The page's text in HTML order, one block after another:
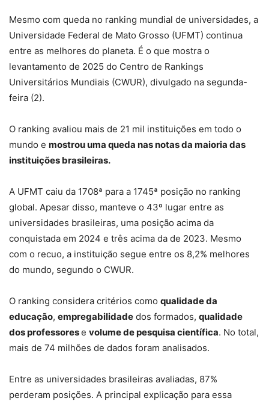
Mesmo com queda no ranking mundial de universidades, a
Universidade Federal de Mato Grosso (UFMT) continua
entre as melhores do planeta. É o que mostra o
levantamento de 2025 do Centro de Rankings
Universitários Mundiais (CWUR), divulgado na segunda-
feira (2).
O ranking avaliou mais de 21 mil instituições em todo o
mundo e mostrou uma queda nas notas da maioria das
instituições brasileiras.
A UFMT caiu da 1708ª para a 1745ª posição no ranking
global. Apesar disso, manteve o 43º lugar entre as
universidades brasileiras, uma posição acima da
conquistada em 2024 e três acima da de 2023. Mesmo
com o recuo, a instituição segue entre os 8,2% melhores
do mundo, segundo o CWUR.
O ranking considera critérios como qualidade da
educação, empregabilidade dos formados, qualidade
dos professorese volume de pesquisa científica. No total,
mais de 74 milhões de dados foram analisados.
Entre as universidades brasileiras avaliadas, 87%
perderam posições. A principal explicação para essa